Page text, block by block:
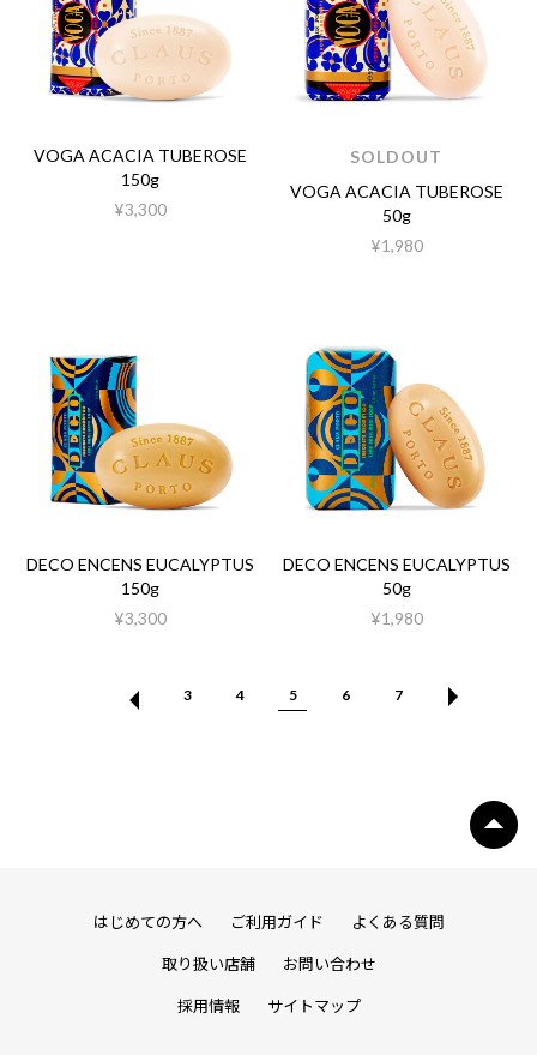
VOGA ACACIA TUBEROSE
150g
¥3,300
SOLDOUT
VOGA ACACIA TUBEROSE
50g
¥1,980
DECO ENCENS EUCALYPTUS
150g
¥3,300
DECO ENCENS EUCALYPTUS
50g
¥1,980
3 4 5 6 7
はじめての方へ ご利用ガイド よくある質問
取り扱い店舗 お問い合わせ
採用情報 サイトマップ